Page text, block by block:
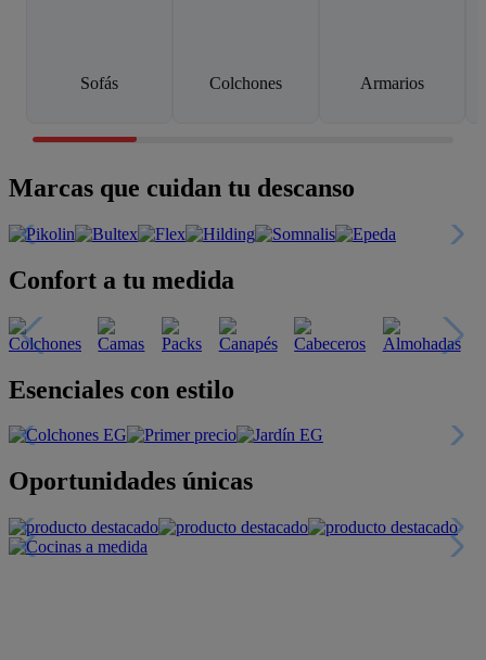
Sofás Colchones Armarios
Marcas que cuidan tu descanso
Confort a tu medida
Esenciales con estilo
Oportunidades únicas